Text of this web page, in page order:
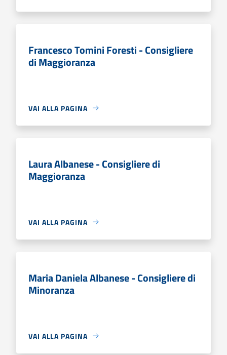
Francesco Tomini Foresti - Consigliere
di Maggioranza
VAI ALLA PAGINA
Laura Albanese - Consigliere di
Maggioranza
VAI ALLA PAGINA
Maria Daniela Albanese - Consigliere di
Minoranza
VAI ALLA PAGINA